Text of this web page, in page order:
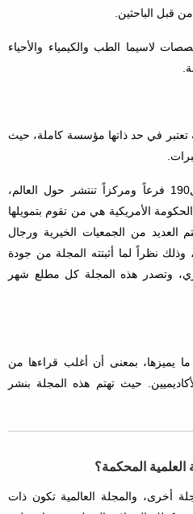
قبل الباحثين.
لاسيما الطب والكيمياء والأحياء
تعتبر في حد ذاتها مؤسسة كاملة، حيث
ولمجلة Smithsonian ما يقاب ال190 فرعاً ومركزاً تنتشر حول العالم،
الأمريكية هي من تقوم بتمويلها
العديد من الجمعيات الخيرية ورجال
وذلك نظراً لما أثبتته المجلة من جودة
وتصدر هذه المجلة كل مطلع شهر
يميزها، بمعنى أن أغلب قراءها من
حيث تهتم هذه المجلة بنشر
العلمية المحكمة؟
أخرى، والمجلة العالمية تكون ذات